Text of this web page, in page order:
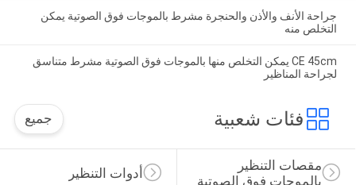
جراحة الأنف والأذن والحنجرة مشرط بالموجات فوق الصوتية يمكن
التخلص منه
CE 45cm يمكن التخلص منها بالموجات فوق الصوتية مشرط متناسق
لجراحة المناظير
فئات شعبية جميع
أدوات التنظير
مقصات التنظير
بالموجات فوق الصوتية